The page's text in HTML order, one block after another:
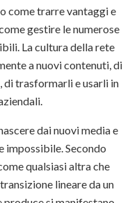
come trarre vantaggi e
gestire le numerose
La cultura della rete
a nuovi contenuti, di
di trasformarli e usarli in
dai nuovi media e
impossibile. Secondo
qualsiasi altra che
lineare da un